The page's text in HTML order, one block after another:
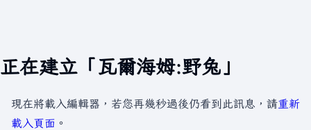
正在建立「瓦爾海姆:野兔」
現在將載入編輯器，若您再幾秒過後仍看到此訊息，請重新
載入頁面 。